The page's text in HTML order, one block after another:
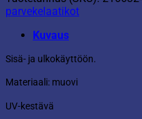
parvekelaatikot
Kuvaus
Sisä- ja ulkokäyttöön.
Materiaali: muovi
UV-kestävä